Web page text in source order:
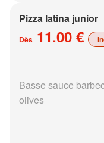
Pizza latina junior
Dès 11.00 €
Basse sauce
olives